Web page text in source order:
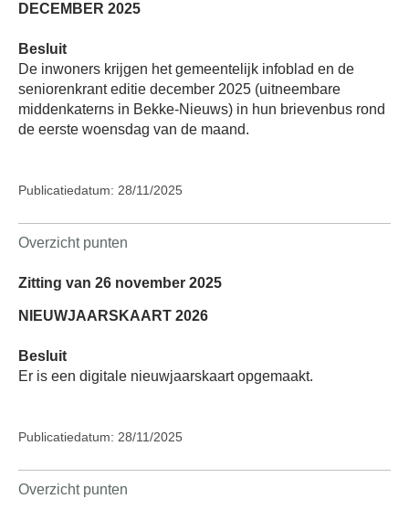
DECEMBER 2025
Besluit
De inwoners krijgen het gemeentelijk infoblad en de
seniorenkrant editie december 2025 (uitneembare
middenkaterns in Bekke-Nieuws) in hun brievenbus rond
de eerste woensdag van de maand.
Publicatiedatum: 28/11/2025
Overzicht punten
Zitting van 26 november 2025
NIEUWJAARSKAART 2026
Besluit
Er is een digitale nieuwjaarskaart opgemaakt.
Publicatiedatum: 28/11/2025
Overzicht punten